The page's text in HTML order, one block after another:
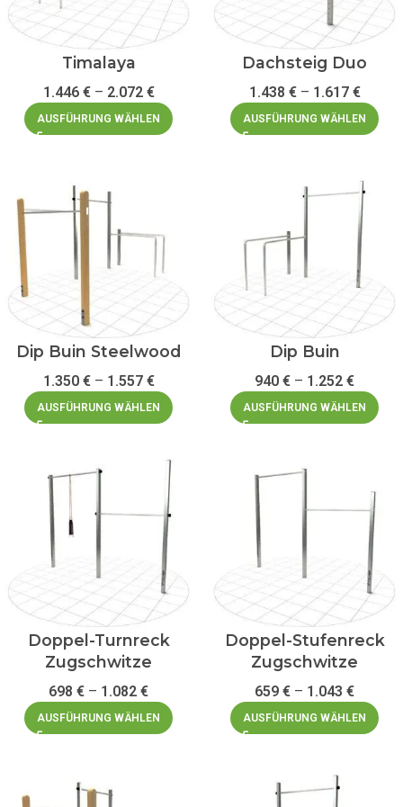
Timalaya
1.446 €– 2.072 €
AUSFÜHRUNG WÄHLEN
Dachsteig Duo
1.438 €– 1.617 €
AUSFÜHRUNG WÄHLEN
Dip Buin Steelwood
1.350 €– 1.557 €
AUSFÜHRUNG WÄHLEN
Dip Buin
940 € – 1.252 €
AUSFÜHRUNG WÄHLEN
Doppel-Turnreck
Zugschwitze
698 € – 1.082 €
AUSFÜHRUNG WÄHLEN
Doppel-Stufenreck
Zugschwitze
659 € – 1.043 €
AUSFÜHRUNG WÄHLEN